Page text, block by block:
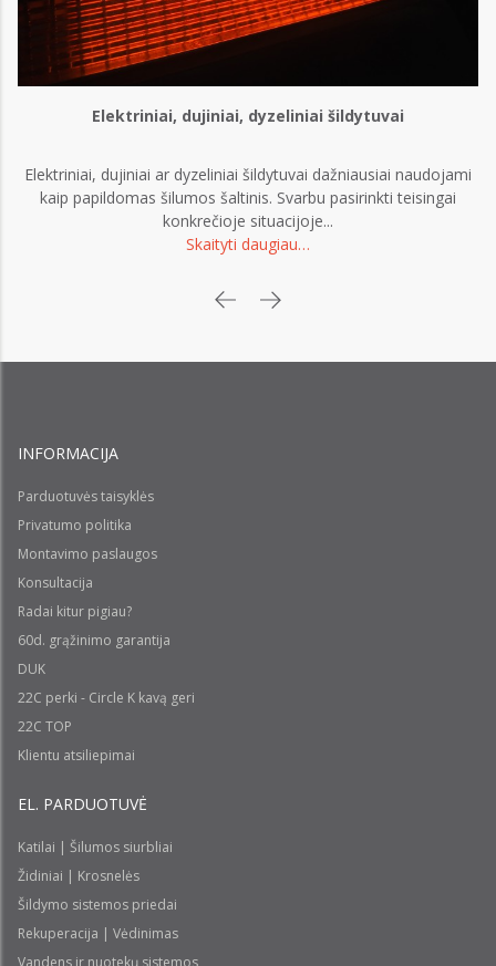
Elektriniai, dujiniai, dyzeliniai šildytuvai
Elektriniai, dujiniai ar dyzeliniai šildytuvai dažniausiai naudojami
kaip papildomas šilumos šaltinis. Svarbu pasirinkti teisingai
konkrečioje situacijoje...
Skaityti daugiau…
INFORMACIJA
Parduotuvės taisyklės
Privatumo politika
Montavimo paslaugos
Konsultacija
Radai kitur pigiau?
60d. grąžinimo garantija
DUK
22C perki - Circle K kavą geri
22C TOP
Klientu atsiliepimai
EL. PARDUOTUVĖ
Katilai | Šilumos siurbliai
Židiniai | Krosnelės
Šildymo sistemos priedai
Rekuperacija | Vėdinimas
Vandens ir nuotekų sistemos